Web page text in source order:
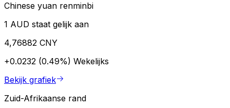
Chinese yuan renminbi
1 AUD staat gelijk aan
4,76882 CNY
+0.0232 (0.49%) Wekelijks
Bekijk grafiek
Zuid-Afrikaanse rand